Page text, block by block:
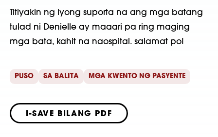
Titiyakin ng iyong suporta na ang mga batang
tulad ni Denielle ay maaari pa ring maging
mga bata, kahit na naospital. salamat po!
PUSO SA BALITA MGA KWENTO NG PASYENTE
I-SAVE BILANG PDF